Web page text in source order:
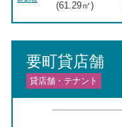
(61.29㎡)
要町貸店舗
貸店舗・テナント